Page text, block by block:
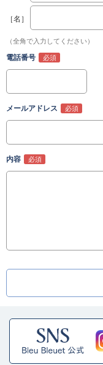
［名］
（全角で入力してください）
電話番号
メールアドレス
内容